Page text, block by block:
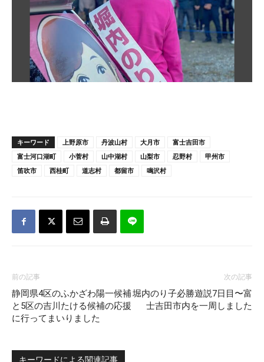
キーワード 上野原市 丹波山村 大月市
富士吉田市
富士河口湖町
小菅村 山中湖村 山梨市 忍野村
甲州市
笛吹市
西桂町 道志村 都留市 鳴沢村
前の記事
静岡県4区のふかざわ陽一候補
と5区の吉川たける候補の応援
に行ってまいりました
次の記事
堀内のり子必勝遊説7日目〜富
士吉田市内を一周しました
キーワードによる関連記事